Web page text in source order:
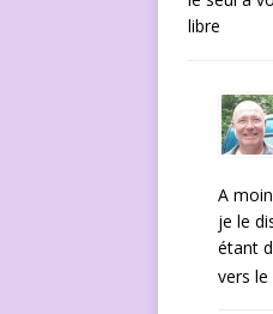
libre
A
je le
étant
vers le